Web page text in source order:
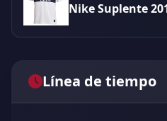
Nike Suplente
Línea de tiempo